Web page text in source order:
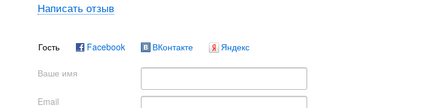
Написать отзыв
Гость Facebook ВКонтакте Яндекс
Ваше имя
Email